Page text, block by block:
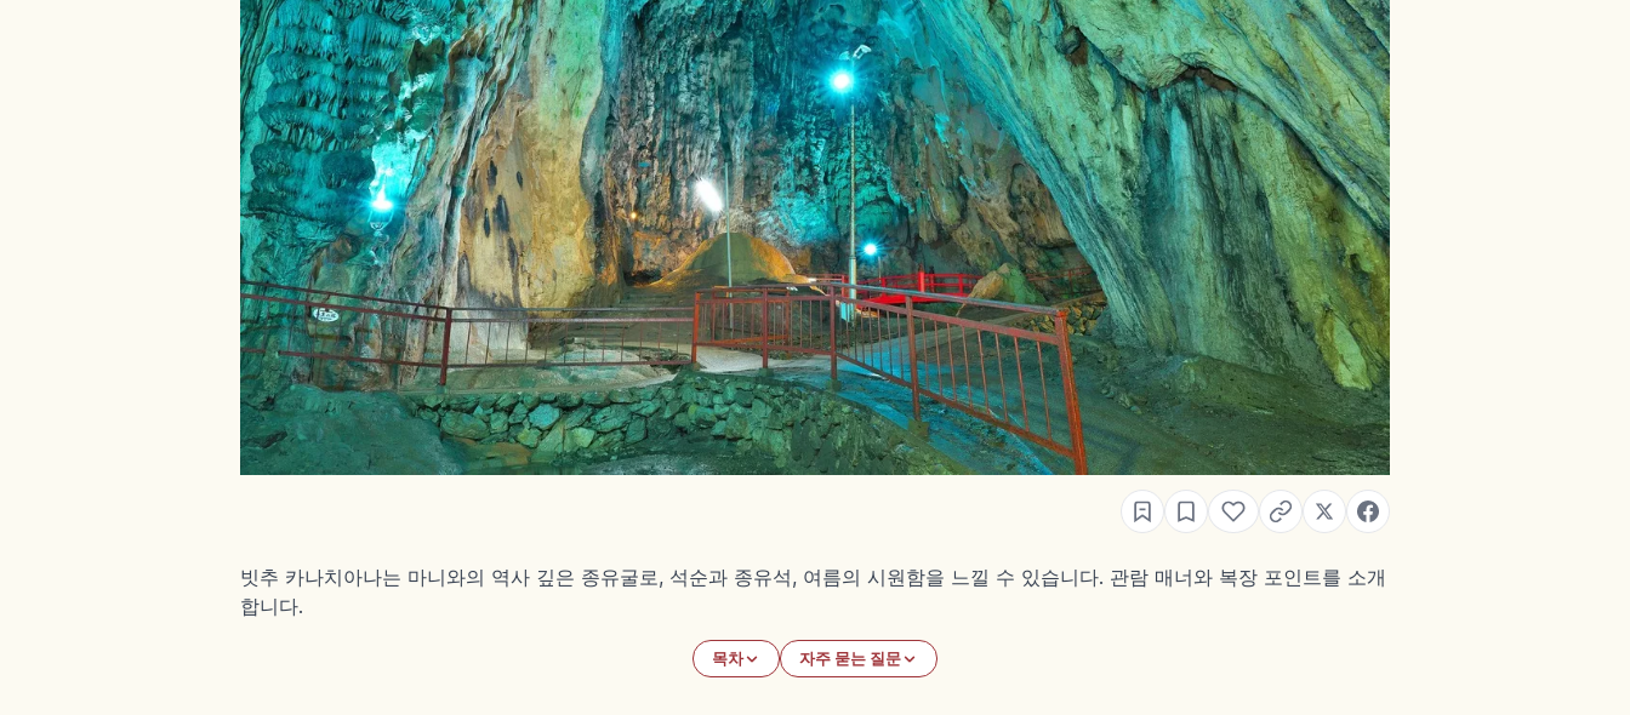
빗추 카나치아나는 마니와의 역사 깊은 종유굴로, 석순과 종유석, 여름의 시원함을 느낄 수 있습니다. 관람 매너와 복장 포인트를 소개
합니다.
목차 자주 묻는 질문